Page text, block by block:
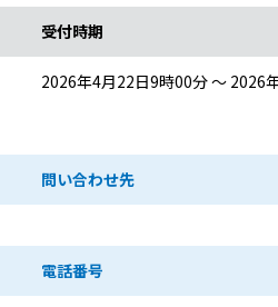
受付時期
2026年4月22日9時00分 ～ 2026
問い合わせ先
電話番号